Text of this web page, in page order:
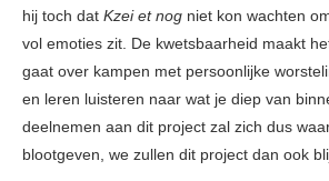
hij toch dat Kzei et nog niet kon wachten
vol emoties zit. De kwetsbaarheid maakt
gaat over kampen met persoonlijke
en leren luisteren naar wat je diep van
deelnemen aan dit project zal zich dus
blootgeven, we zullen dit project dan ook